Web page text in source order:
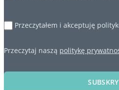
Przeczytałem i akceptuję
Przeczytaj naszą politykę